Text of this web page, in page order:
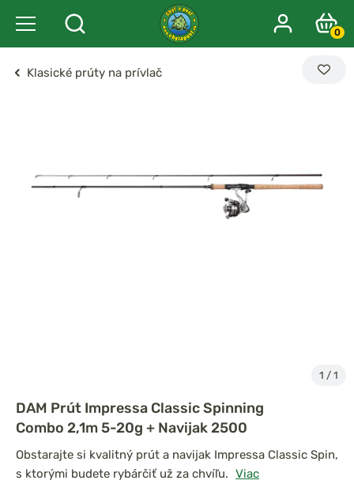
0
Klasické prúty na prívlač
1 / 1
DAM Prút Impressa Classic Spinning
Combo 2,1m 5-20g + Navijak 2500
Obstarajte si kvalitný prút a navijak Impressa Classic Spin,
s ktorými budete rybárčiť už za chvíľu. Viac